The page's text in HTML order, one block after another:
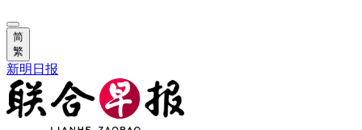
简
繁
新明日报